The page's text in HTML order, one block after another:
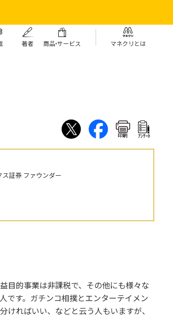
著者 商品・サービス マネクリとは
印刷 ｱﾝｹｰﾄ
証券 ファウンダー
目的事業は非課税で、その他にも様々な
です。ガチンコ相撲とエンターテイメン
ければいい、などと云う人もいますが、